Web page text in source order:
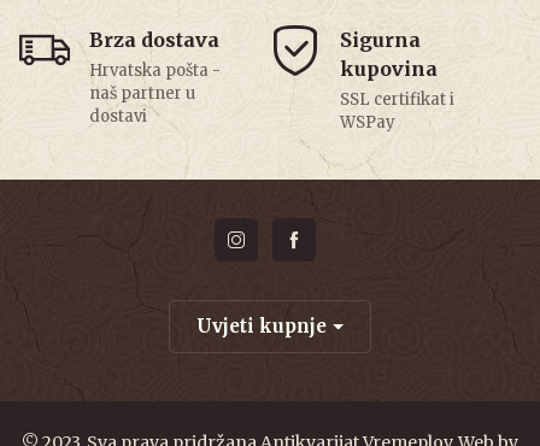
Brza dostava
Hrvatska pošta -
naš partner u
dostavi
Sigurna
kupovina
SSL certifikat i
WSPay
Uvjeti kupnje